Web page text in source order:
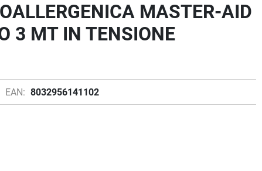
MASTER-AID
3 MT IN TENSIONE
EAN: 8032956141102